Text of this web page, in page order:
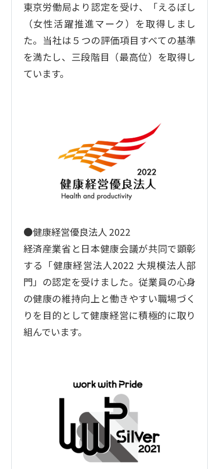
東京労働局より認定を受け、「えるぼし
（女性活躍推進マーク）を取得しまし
た。当社は５つの評価項目すべての基準
を満たし、三段階目（最高位）を取得し
ています。
●健康経営優良法人 2022
経済産業省と日本健康会議が共同で顕彰
する「健康経営法人2022 大規模法人部
門」の認定を受けました。従業員の心身
の健康の維持向上と働きやすい職場づく
りを目的として健康経営に積極的に取り
組んでいます。